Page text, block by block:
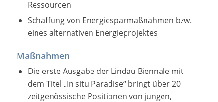
Ressourcen
Schaffung von Energiesparmaßnahmen bzw.
eines alternativen Energieprojektes
Maßnahmen
Die erste Ausgabe der Lindau Biennale mit
dem Titel „In situ Paradise“ bringt über 20
zeitgenössische Positionen von jungen,